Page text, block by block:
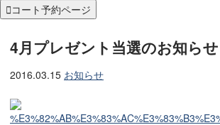
コート予約ページ
4月プレゼント当選のお知らせ
2016.03.15 お知らせ